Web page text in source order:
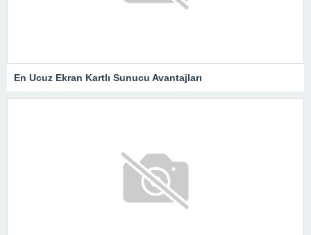
En Ucuz Ekran Kartlı Sunucu Avantajları